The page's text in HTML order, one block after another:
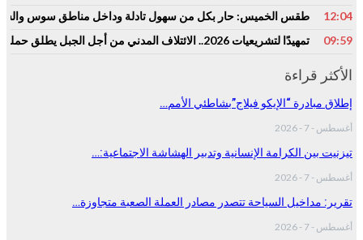
12:04
طقس الخميس: ﺣﺎﺭ بكل من سهول تادلة وداخل مناطق سوس
09:59
تمهيدًا لتشريعيات 2026.. الائتلاف المدني من أجل الجبل يطلق حملة وطنية للمطالبة بـ”تعاقد سياسي منصف” مع المناطق الجبلية
الأكثر قراءة
إطلاق مبادرة “الإيكو فيلاج”بشاطئي الأمم…
أغسطس - 7 - 2026
تيزنيت بين الكرامة الإنسانية وتدبير الهشاشة الاجتماعية:…
أغسطس - 7 - 2026
تقرير: مداخيل السياحة تتصدر مصادر العملة الصعبة متجاوزة…
أغسطس - 7 - 2026